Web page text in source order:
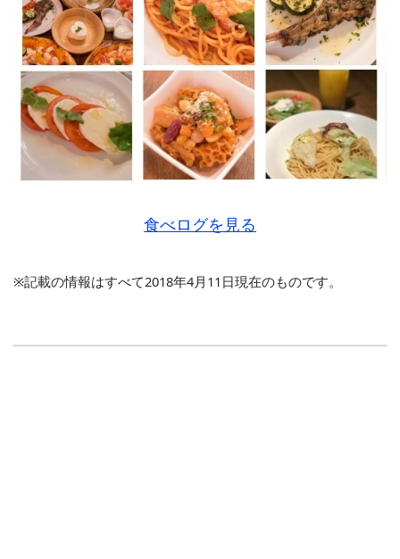
食べログを見る
※記載の情報はすべて2018年4月11日現在のものです。